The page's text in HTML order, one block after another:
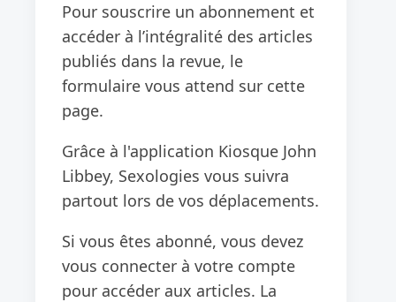
Pour souscrire un abonnement et
accéder à l’intégralité des articles
publiés dans la revue, le
formulaire vous attend sur cette
page.
Grâce à l'application Kiosque John
Libbey, Sexologies vous suivra
partout lors de vos déplacements.
Si vous êtes abonné, vous devez
vous connecter à votre compte
pour accéder aux articles. La